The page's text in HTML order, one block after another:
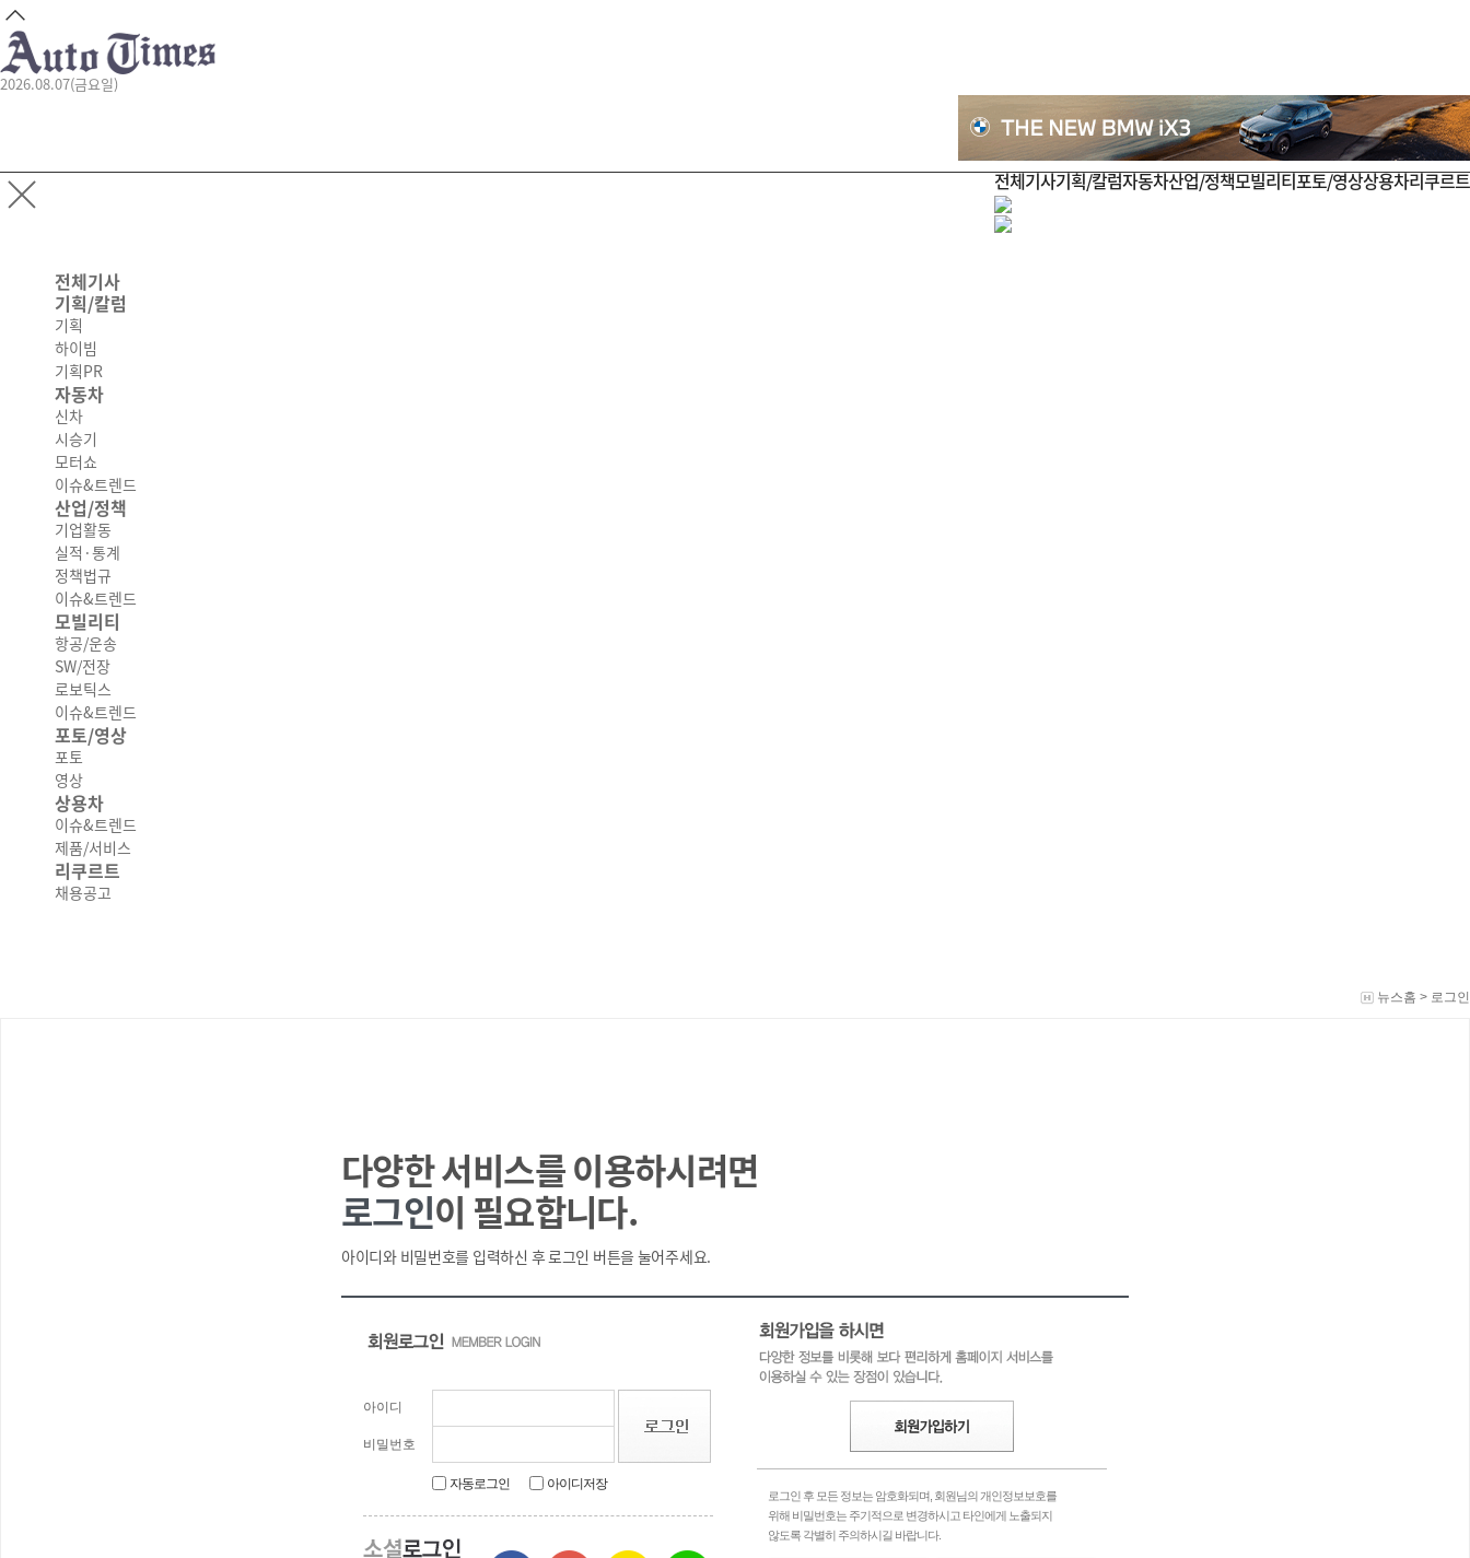
2026.08.07(금요일)
전체기사기획/칼럼자동차산업/정책모빌리티 포토/영상상용차리쿠르트
전체기사
기획/칼럼
기획
하이빔
기획PR
자동차
신차
시승기
모터쇼
이슈&트렌드
산업/정책
기업활동
실적·통계
정책법규
이슈&트렌드
모빌리티
항공/운송
SW/전장
로보틱스
이슈&트렌드
포토/영상
포토
영상
상용차
이슈&트렌드
제품/서비스
리쿠르트
채용공고
뉴스홈 > 로그인
다양한 서비스를 이용하시려면
로그인이 필요합니다.
아이디와 비밀번호를 입력하신 후 로그인 버튼을 눌어주세요.
아이디
비밀번호
자동로그인 아이디저장
로그인 후 모든 정보는 암호화되며, 회원님의 개인정보보호를
위해 비밀번호는 주기적으로 변경하시고 타인에게 노출되지
않도록 각별히 주의하시길 바랍니다.